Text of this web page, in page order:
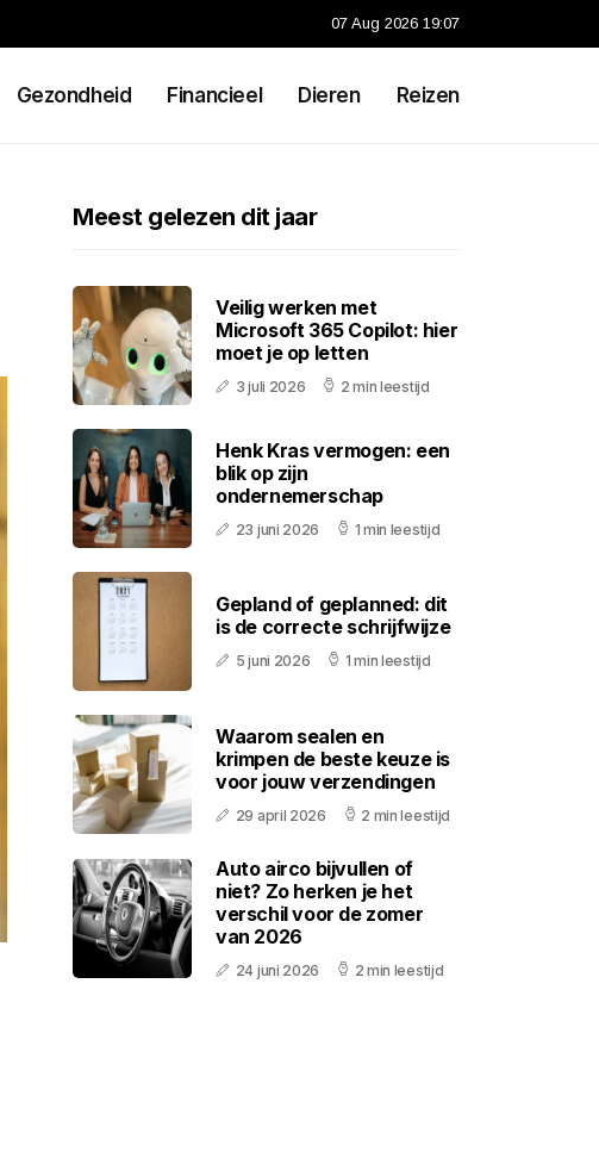
07 Aug 2026 19:07
Gezondheid Financieel Dieren Reizen
Meest gelezen dit jaar
Veilig werken met
Microsoft 365 Copilot: hier
moet je op letten
3 juli 2026 2 min leestijd
Henk Kras vermogen: een
blik op zijn
ondernemerschap
23 juni 2026 1 min leestijd
Gepland of geplanned: dit
is de correcte schrijfwijze
5 juni 2026 1 min leestijd
Waarom sealen en
krimpen de beste keuze is
voor jouw verzendingen
29 april 2026 2 min leestijd
Auto airco bijvullen of
niet? Zo herken je het
verschil voor de zomer
van 2026
24 juni 2026 2 min leestijd